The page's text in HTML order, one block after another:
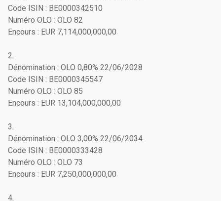
Code ISIN : BE0000342510
Numéro OLO : OLO 82
Encours : EUR 7,114,000,000,00
2.
Dénomination : OLO 0,80% 22/06/2028
Code ISIN : BE0000345547
Numéro OLO : OLO 85
Encours : EUR 13,104,000,000,00
3.
Dénomination : OLO 3,00% 22/06/2034
Code ISIN : BE0000333428
Numéro OLO : OLO 73
Encours : EUR 7,250,000,000,00
4.